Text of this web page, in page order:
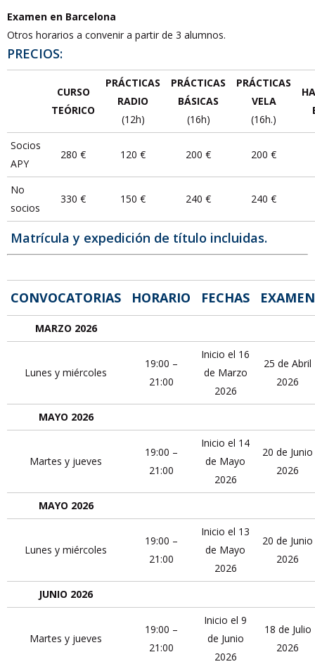
Examen en Barcelona
Otros horarios a convenir a partir de 3 alumnos.
PRECIOS:
CURSO
TEÓRICO
PRÁCTICAS
RADIO
(12h)
PRÁCTICAS
BÁSICAS
(16h)
PRÁCTICAS
VELA
(16h.)
Socios
APY
280 € 120 € 200 € 200 €
No
socios
330 € 150 € 240 € 240 €
Matrícula y expedición de título incluidas.
CONVOCATORIAS HORARIO FECHAS EXAMEN
MARZO 2026
Lunes y miércoles
19:00 –
21:00
Inicio el 16
de Marzo
2026
25 de Abril
2026
MAYO 2026
Martes y jueves
19:00 –
21:00
Inicio el 14
de Mayo
2026
20 de Junio
2026
MAYO 2026
Lunes y miércoles
19:00 –
21:00
Inicio el 13
de Mayo
2026
20 de Junio
2026
JUNIO 2026
Martes y jueves
19:00 –
21:00
Inicio el 9
de Junio
2026
18 de Julio
2026